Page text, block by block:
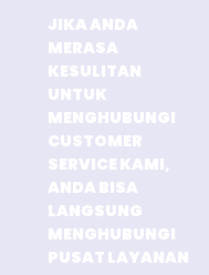
JIKA ANDA
MERASA
KESULITAN
UNTUK
MENGHUBUNGI
CUSTOMER
SERVICE KAMI,
ANDA BISA
LANGSUNG
MENGHUBUNGI
PUSAT LAYANAN